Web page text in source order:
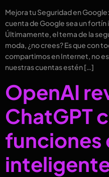
Mejora tu Seguridad en
cuenta de Google sea un
Últimamente, el tema de la
moda, ¿no crees? Es que con
compartimos en Internet, no
nuestras cuentas estén […]
OpenAI
ChatGPT
funciones